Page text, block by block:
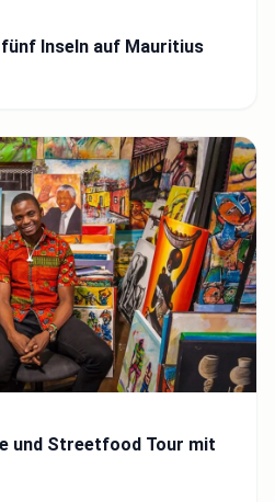
Inseln auf Mauritius
und Streetfood Tour mit